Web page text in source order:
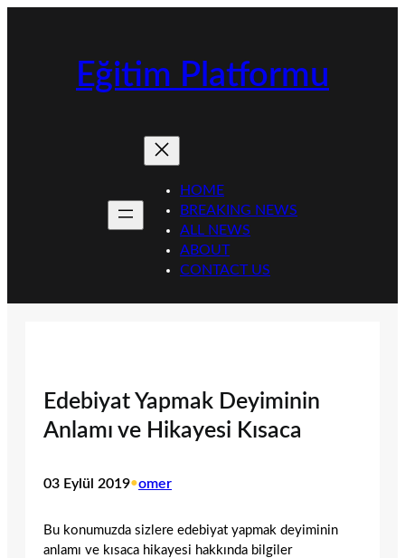
Eğitim Platformu
HOME
BREAKING NEWS
ALL NEWS
ABOUT
CONTACT US
Edebiyat Yapmak Deyiminin
Anlamı ve Hikayesi Kısaca
03 Eylül 2019•omer
Bu konumuzda sizlere edebiyat yapmak deyiminin
anlamı ve kısaca hikayesi hakkında bilgiler